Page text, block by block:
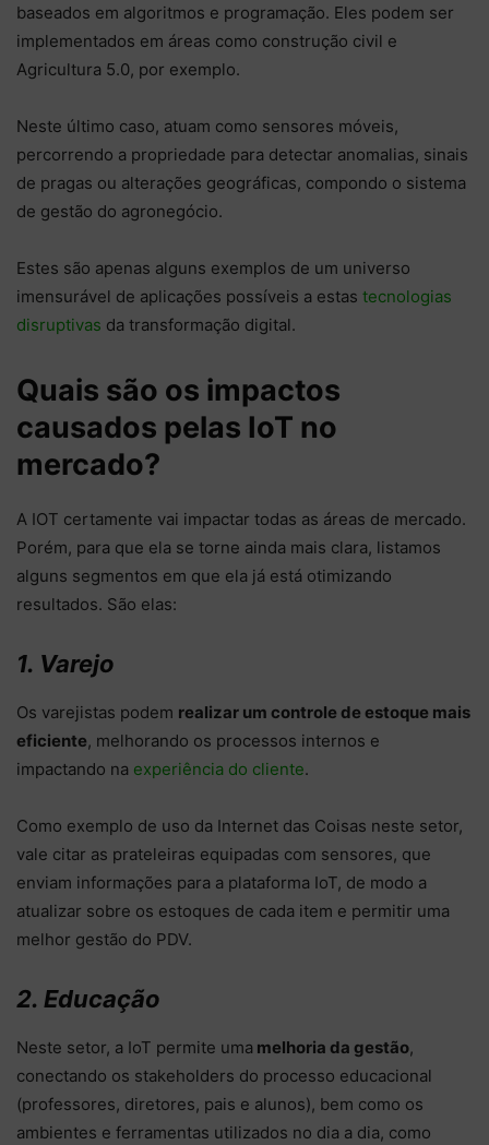
baseados em algoritmos e programação. Eles podem ser
implementados em áreas como construção civil e
Agricultura 5.0, por exemplo.
Neste último caso, atuam como sensores móveis,
percorrendo a propriedade para detectar anomalias, sinais
de pragas ou alterações geográficas, compondo o sistema
de gestão do agronegócio.
Estes são apenas alguns exemplos de um universo
imensurável de aplicações possíveis a estas tecnologias
disruptivas da transformação digital.
Quais são os impactos
causados pelas IoT no
mercado?
A IOT certamente vai impactar todas as áreas de mercado.
Porém, para que ela se torne ainda mais clara, listamos
alguns segmentos em que ela já está otimizando
resultados. São elas:
1. Varejo
Os varejistas podem realizar um controle de estoque mais
eficiente, melhorando os processos internos e
impactando na experiência do cliente.
Como exemplo de uso da Internet das Coisas neste setor,
vale citar as prateleiras equipadas com sensores, que
enviam informações para a plataforma IoT, de modo a
atualizar sobre os estoques de cada item e permitir uma
melhor gestão do PDV.
2. Educação
Neste setor, a IoT permite uma melhoria da gestão,
conectando os stakeholders do processo educacional
(professores, diretores, pais e alunos), bem como os
ambientes e ferramentas utilizados no dia a dia, como